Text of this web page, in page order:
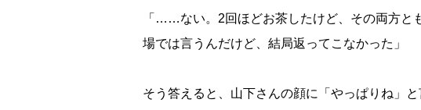
「……ない。2回ほどお茶したけど、その両方と
場では言うんだけど、結局返ってこなかった」
そう答えると、山下さんの顔に「やっぱりね」と